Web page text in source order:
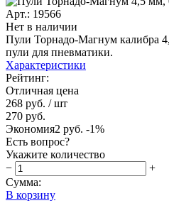
Арт.: 19566
Нет в наличии
Пули Торнадо-Магнум калибра
пули для пневматики.
Характеристики
Рейтинг:
Отличная цена
268 руб. / шт
270 руб.
Экономия2 руб. -1%
Есть вопрос?
Укажите количество
−
+
Сумма:
В корзину